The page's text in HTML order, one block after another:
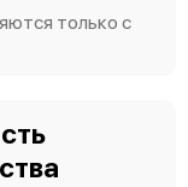
только с